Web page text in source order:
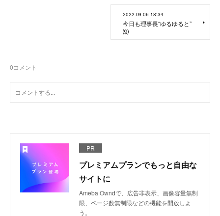
2022.09.06 18:34
今日も理事長“ゆるゆると”
⑼
0コメント
PR
プレミアムプランでもっと自由な
サイトに
Ameba Owndで、広告非表示、画像容量無制
限、ページ数無制限などの機能を開放しよ
う。